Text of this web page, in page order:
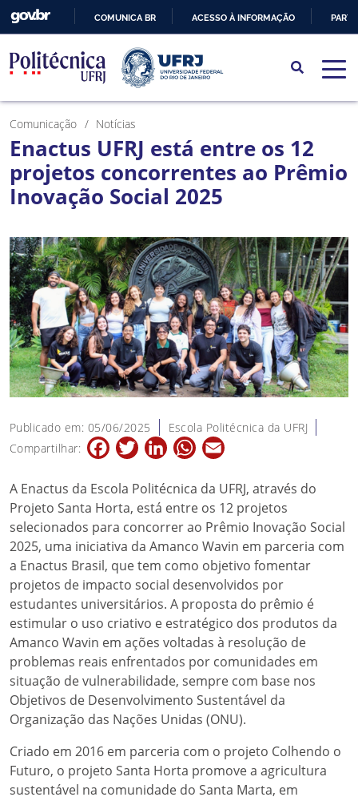
PARA
O
CONTEÚDO
COMUNICA BR ACESSO À INFORMAÇÃO
Comunicação Notícias
Enactus UFRJ está entre os 12
projetos concorrentes ao Prêmio
Inovação Social 2025
Publicado em: 05/06/2025
Escola Politécnica da UFRJ
Compartilhar:
FacebookTwitterLinkedInWhatsApp
A Enactus da Escola Politécnica da UFRJ, através do
Projeto Santa Horta, está entre os 12 projetos
selecionados para concorrer ao Prêmio Inovação Social
2025, uma iniciativa da Amanco Wavin em parceria com
a Enactus Brasil, que tem como objetivo fomentar
projetos de impacto social desenvolvidos por
estudantes universitários. A proposta do prêmio é
estimular o uso criativo e estratégico dos produtos da
Amanco Wavin em ações voltadas à resolução de
problemas reais enfrentados por comunidades em
situação de vulnerabilidade, sempre com base nos
Objetivos de Desenvolvimento Sustentável da
Organização das Nações Unidas (ONU).
Criado em 2016 em parceria com o projeto Colhendo o
Futuro, o projeto Santa Horta promove a agricultura
sustentável na comunidade do Santa Marta, em